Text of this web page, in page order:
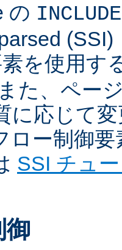
の
を使用す
た、ペー
に応じて
ロー制御
SSI チュ
御